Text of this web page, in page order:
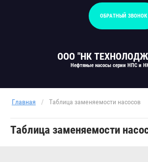
ОБРАТНЫЙ ЗВОНОК
ООО "НК
Нефтяные насосы серии НПС и
Главная / Таблица заменяемости насосов
Таблица заменяемости